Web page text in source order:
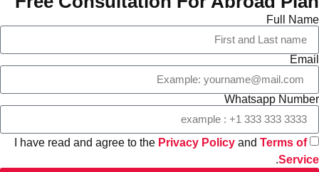
Full Name
Email
Whatsapp Number
I have read and agree to the Privacy Policy and Terms of
Service
.